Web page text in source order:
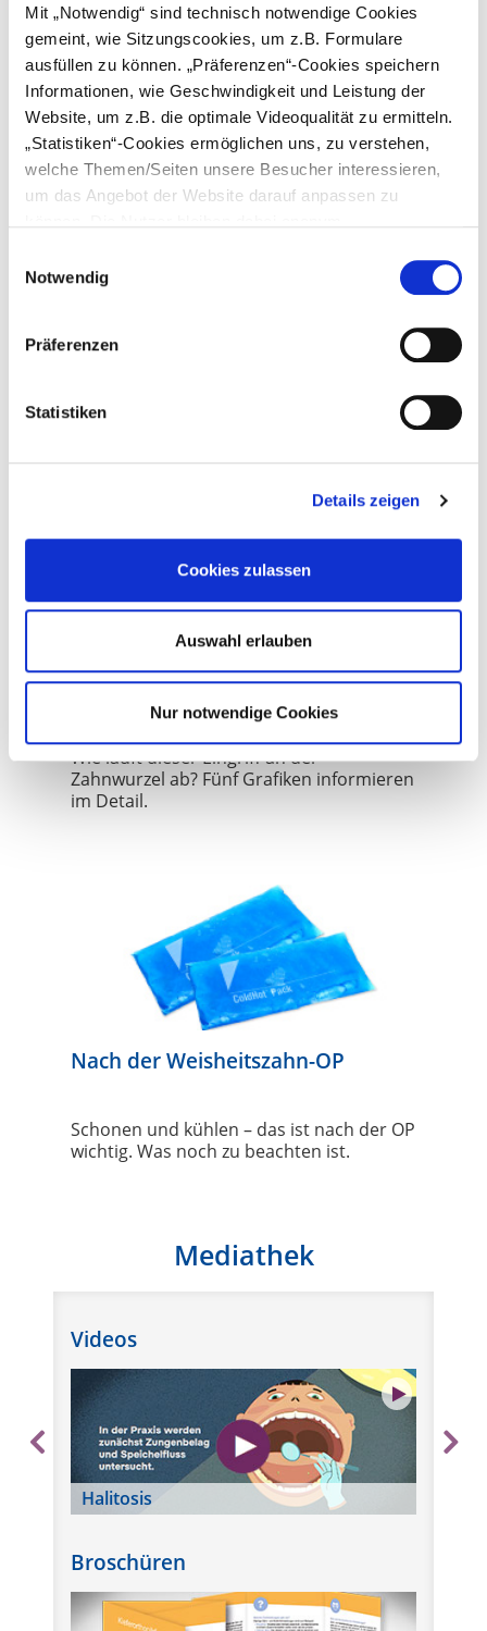
Mit „Notwendig“ sind technisch notwendige Cookies
gemeint, wie Sitzungscookies, um z.B. Formulare
ausfüllen zu können. „Präferenzen“-Cookies speichern
Informationen, wie Geschwindigkeit und Leistung der
Website, um z.B. die optimale Videoqualität zu ermitteln.
„Statistiken“-Cookies ermöglichen uns, zu verstehen,
welche Themen/Seiten unsere Besucher interessieren,
um das Angebot der Website darauf anpassen zu
Notwendig
Präferenzen
Statistiken
Details zeigen
Cookies zulassen
Auswahl erlauben
Nur notwendige Cookies
Was sind Kreidezähne? Was sind die
Ursachen? Wie werden Kreidezähne
behandelt?
schwanger sind? Das ist jetzt beim
Wurzelspitzenresektion
Wie läuft dieser Eingriff an der
Zahnwurzel ab? Fünf Grafiken informieren
im Detail.
Nach der Weisheitszahn-OP
Schonen und kühlen – das ist nach der OP
wichtig. Was noch zu beachten ist.
Mediathek
Videos
Halitosis
Broschüren